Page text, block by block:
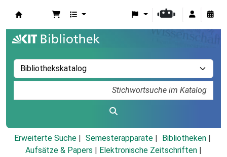
Erweiterte Suche Semesterapparate
Bibliotheken
Aufsätze & Papers
Elektronische Zeitschriften